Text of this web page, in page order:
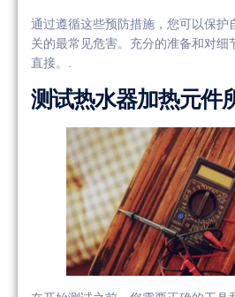
通过遵循这些预防措施，您可以保护
关的最常见危害。充分的准备和对细
直接。.
测试热水器加热元件